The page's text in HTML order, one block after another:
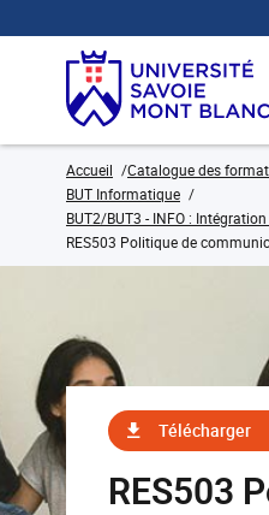
Accueil Catalogue des
BUT Informatique
BUT2/BUT3 - INFO :
RES503 Politique de
Télécharger
RES503